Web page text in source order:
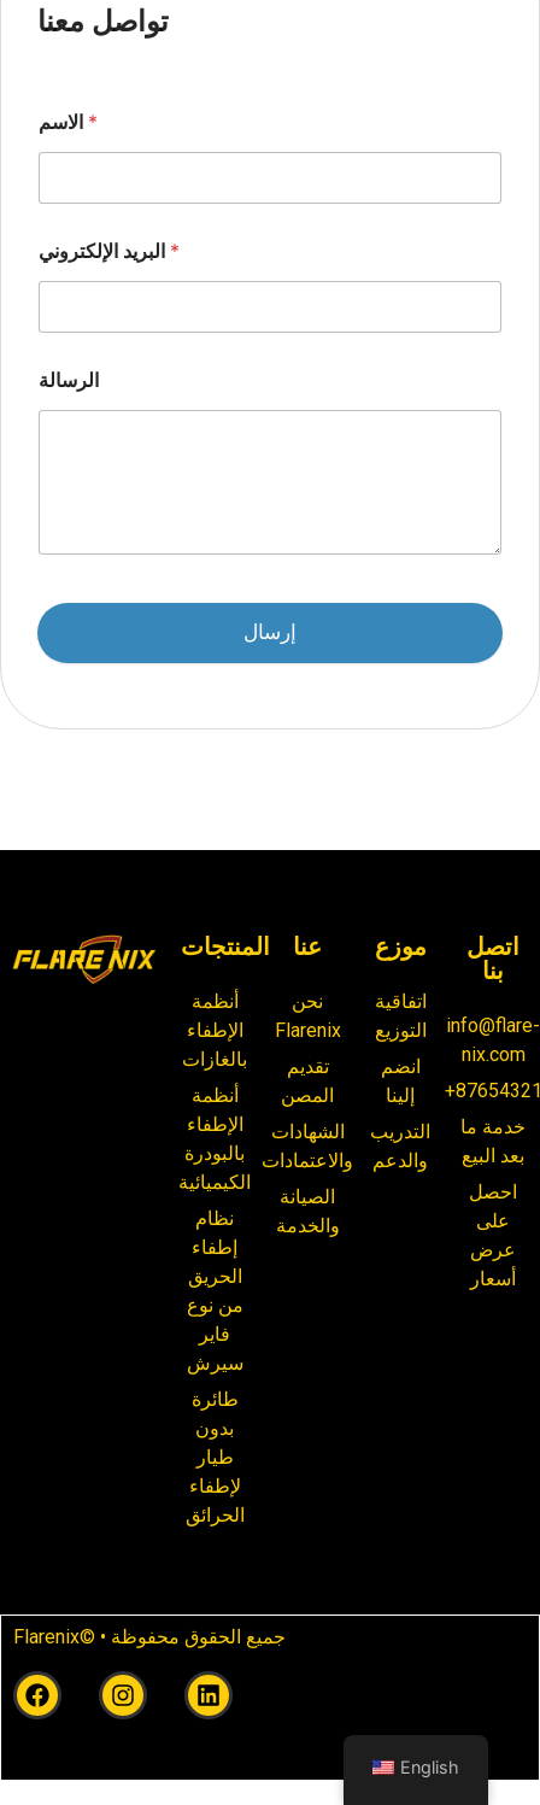
تواصل معنا
*
*
الرسالة
إرسال
المنتجات
أنظمة
الإطفاء
بالغازات
أنظمة
الإطفاء
بالبودرة
الكيميائية
نظام
إطفاء
الحريق
من نوع
فاير
سيرش
طائرة
بدون
طيار
لإطفاء
الحرائق
عنا
نحن
Flarenix
تقديم
المصن
الشهادات
والاعتمادات
الصيانة
والخدمة
موزع
اتفاقية
التوزيع
انضم
إلينا
التدريب
والدعم
اتصل
بنا
info@flare-
nix.com
خدمة ما
بعد البيع
احصل
على
عرض
أسعار
Flarenix© • جميع الحقوق محفوظة
English